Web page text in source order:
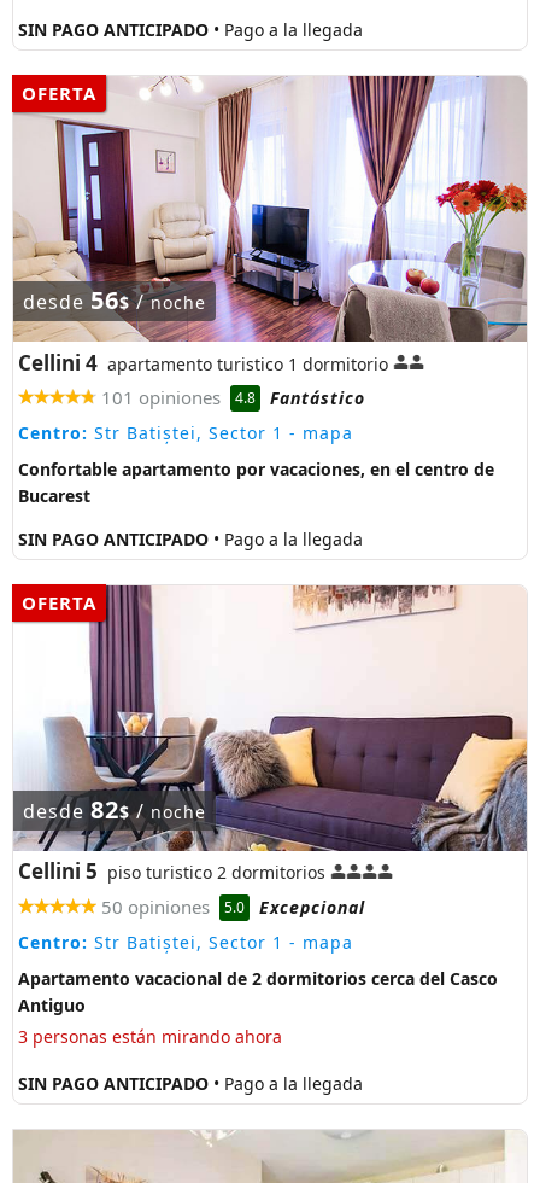
SIN PAGO ANTICIPADO • Pago a la llegada
OFERTA
desde 56$/noche
Cellini 4 apartamento turistico 1 dormitorio
101 opiniones 4.8
Fantástico
Centro: Str Batiștei, Sector 1 - mapa
Confortable apartamento por vacaciones, en el centro de
Bucarest
SIN PAGO ANTICIPADO • Pago a la llegada
OFERTA
desde 82$/ noche
Cellini 5 piso turistico 2 dormitorios
50 opiniones 5.0
Excepcional
Centro: Str Batiștei, Sector 1 - mapa
Apartamento vacacional de 2 dormitorios cerca del Casco
Antiguo
3 personas están mirando ahora
SIN PAGO ANTICIPADO • Pago a la llegada